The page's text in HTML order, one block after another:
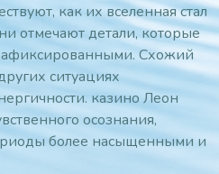
как их вселенная стал
отмечают детали, которые
Схожий
ситуациях
казино Леон
осознания,
более насыщенными и